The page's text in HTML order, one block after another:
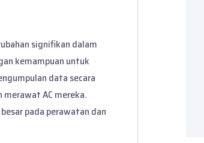
signifikan dalam
kemampuan untuk
data secara
AC mereka.
pada perawatan dan